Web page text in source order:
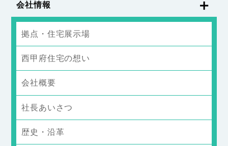
会社情報
拠点・住宅展示場
西甲府住宅の想い
会社概要
社長あいさつ
歴史・沿革